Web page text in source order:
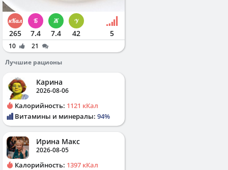
265 7.4 7.4 42 5
10
21
Лучшие рационы
Карина
2026-08-06
Калорийность: 1121 кКал
Витамины и минералы: 94%
Ирина Макс
2026-08-05
Калорийность: 1397 кКал